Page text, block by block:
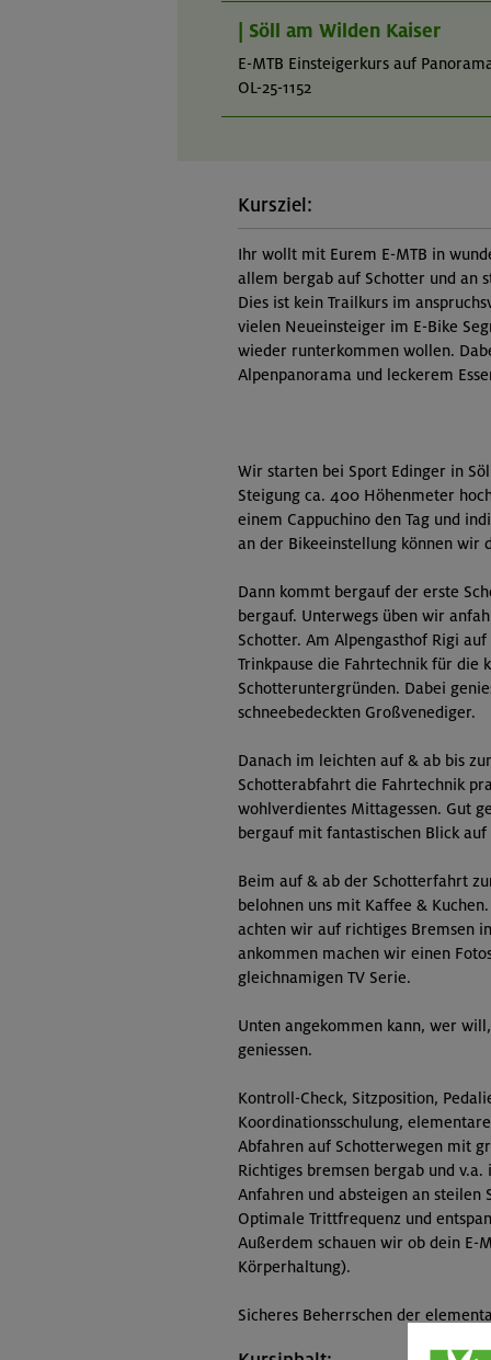
| Söll am Wilden Kaiser
E-MTB Einsteigerkurs auf
OL-25-1152
Kursziel:
Ihr wollt mit Eurem E-MTB in
allem bergab auf Schotter und an
Dies ist kein Trailkurs im
vielen Neueinsteiger im E-Bike
wieder runterkommen wollen.
Alpenpanorama und leckerem
Wir starten bei Sport Edinger in
Steigung ca. 400 Höhenmeter
einem Cappuchino den Tag und
an der Bikeeinstellung können wir
Dann kommt bergauf der erste
bergauf. Unterwegs üben wir
Schotter. Am Alpengasthof Rigi
Trinkpause die Fahrtechnik für die
Schotteruntergründen. Dabei
schneebedeckten Großvenediger.
Danach im leichten auf & ab bis
Schotterabfahrt die Fahrtechnik
wohlverdientes Mittagessen. Gut
bergauf mit fantastischen Blick
Beim auf & ab der Schotterfahrt
belohnen uns mit Kaffee &
achten wir auf richtiges Bremsen
ankommen machen wir einen
gleichnamigen TV Serie.
Unten angekommen kann, wer
geniessen.
Kontroll-Check, Sitzposition,
Koordinationsschulung,
Abfahren auf Schotterwegen mit
Richtiges bremsen bergab und
Anfahren und absteigen an steilen
Optimale Trittfrequenz und
Außerdem schauen wir ob dein E-
Körperhaltung).
Sicheres Beherrschen der